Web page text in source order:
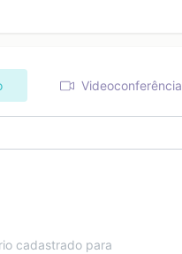
Videoconferência
cadastrado para